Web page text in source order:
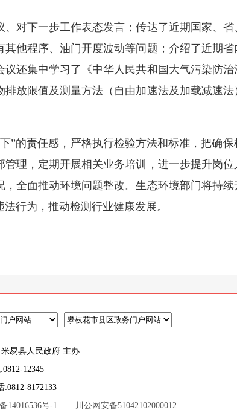
下一步工作表态发言；传达了近期国家、省
他程序、油门开度波动等问题；介绍了近期
还集中学习了《中华人民共和国大气污染防
放限值及测量方法（自由加速法及加载减速法
的责任感，严格执行检验方法和标准，把确保
理，定期开展相关业务培训，进一步提升岗
全面推动环境问题整改。生态环境部门将持续
行为，推动检测行业健康发展。
易县人民政府 主办
12345
:0812-8172133
14016536号-1 川公网安备51042102000012